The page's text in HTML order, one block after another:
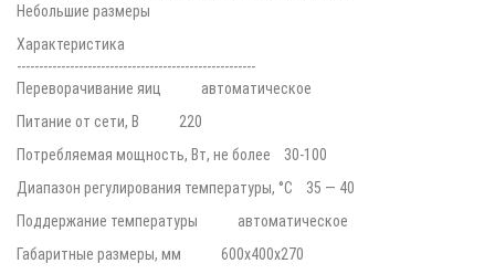
Небольшие размеры
Характеристика
------------------------------------------------------
Переворачивание яиц автоматическое
Питание от сети, В 220
Потребляемая мощность, Вт, не более 30-100
Диапазон регулирования температуры, °С 35 — 40
Поддержание температуры автоматическое
Габаритные размеры, мм 600х400х270